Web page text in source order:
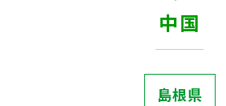
中国
島根県